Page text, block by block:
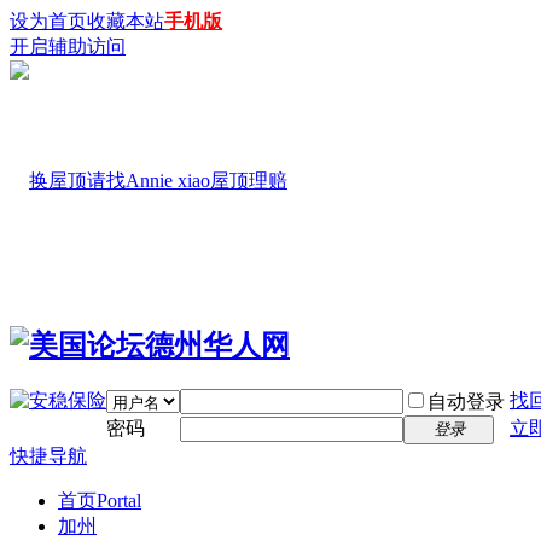
设为首页收藏本站手机版
开启辅助访问
自动登录 找
密码
登录
立
快捷导航
首页Portal
加州